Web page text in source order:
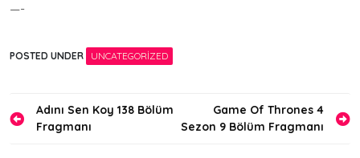
—-
POSTED UNDER UNCATEGORIZED
Yazı
gezinmesi
Adını Sen Koy 138 Bölüm
Fragmanı
Game Of Thrones 4
Sezon 9 Bölüm Fragmanı